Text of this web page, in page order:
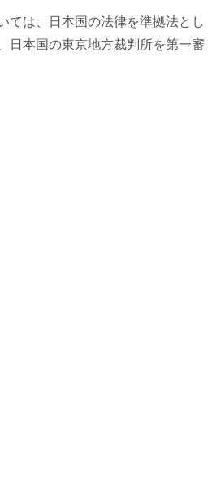
ては、日本国の法律を準拠法とし
日本国の東京地方裁判所を第一審